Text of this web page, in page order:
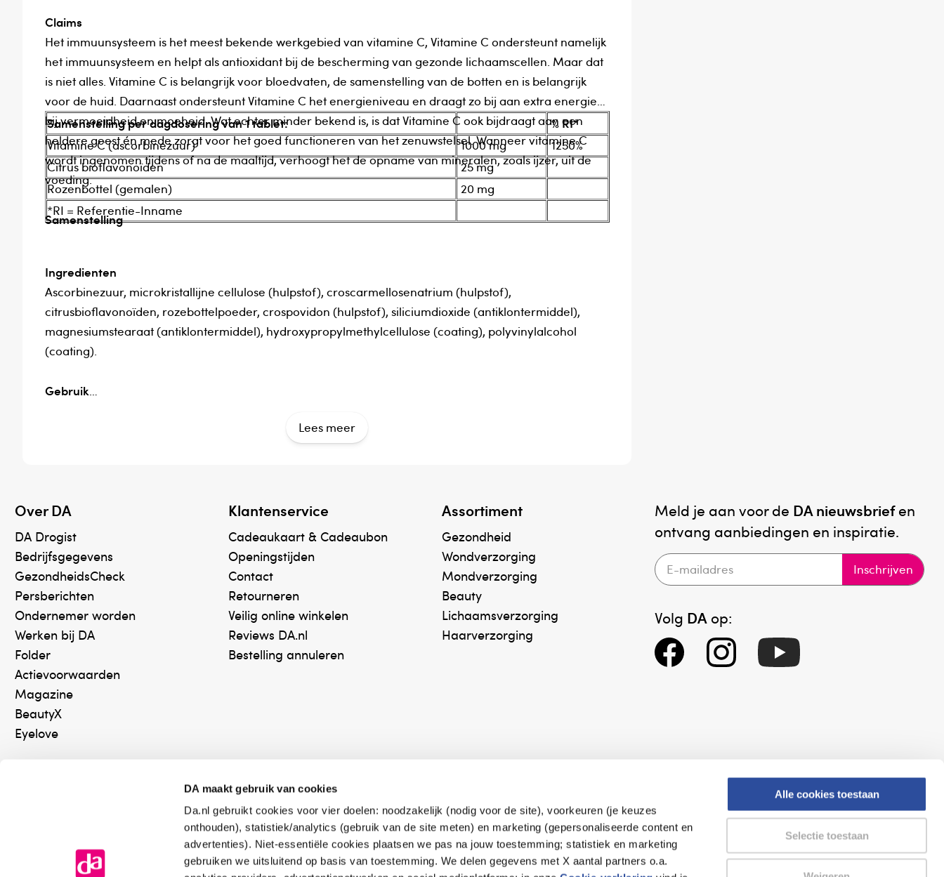
DA maakt gebruik van cookies
Da.nl gebruikt cookies voor vier doelen: noodzakelijk (nodig voor de site), voorkeuren (je keuzes
onthouden), statistiek/analytics (gebruik van de site meten) en marketing (gepersonaliseerde content en
advertenties). Niet-essentiële cookies plaatsen we pas na jouw toestemming; statistiek en marketing
gebruiken we uitsluitend op basis van toestemming. We delen gegevens met X aantal partners o.a.
Alle cookies toestaan
Selectie toestaan
Claims
Het immuunsysteem is het meest bekende werkgebied van vitamine C, Vitamine C ondersteunt namelijk
het immuunsysteem en helpt als antioxidant bij de bescherming van gezonde lichaamscellen. Maar dat
is niet alles. Vitamine C is belangrijk voor bloedvaten, de samenstelling van de botten en is belangrijk
voor de huid. Daarnaast ondersteunt Vitamine C het energieniveau en draagt zo bij aan extra energie
bij vermoeidheid en moeheid. Wat echter minder bekend is, is dat Vitamine C ook bijdraagt aan een
heldere geest én mede zorgt voor het goed functioneren van het zenuwstelsel. Wanneer vitamine C
wordt ingenomen tijdens of na de maaltijd, verhoogt het de opname van mineralen, zoals ijzer, uit de
voeding.
Samenstelling
Samenstelling per dagdosering van 1 tablet: % RI*
Vitamine C (ascorbinezuur) 1000 mg
1250%
Citrus bioflavonoïden
25 mg
Rozenbottel (gemalen)
20 mg
*RI = Referentie-Inname
Ingredienten
Ascorbinezuur, microkristallijne cellulose (hulpstof), croscarmellosenatrium (hulpstof),
citrusbioflavonoïden, rozebottelpoeder, crospovidon (hulpstof), siliciumdioxide (antiklontermiddel),
magnesiumstearaat (antiklontermiddel), hydroxypropylmethylcellulose (coating), polyvinylalcohol
(coating).
Gebruik
overgevoelig bent voor één van de bestanddelen.
Verantwoordelijk voor het in de handel brengen
Orthovitaal BV
Dit product is een voedingssupplement.
Aanbevolen dosering niet overschrijden.
Een gevarieerde, evenwichtige voeding en een gezonde levensstijl zijn belangrijk. Een
voedingssupplement is geen vervanging voor een gevarieerde voeding.
Buiten bereik van jonge kinderen houden.
Raadpleeg een deskundige alvorens supplementen te gebruiken in geval van zwangerschap, lactatie,
medicijngebruik en ziekte.
Lees meer
Over DA
DA Drogist
Bedrijfsgegevens
GezondheidsCheck
Persberichten
Ondernemer worden
Werken bij DA
Folder
Actievoorwaarden
Magazine
BeautyX
Eyelove
Klantenservice
Cadeaukaart & Cadeaubon
Openingstijden
Contact
Retourneren
Veilig online winkelen
Reviews DA.nl
Bestelling annuleren
Assortiment
Gezondheid
Wondverzorging
Mondverzorging
Beauty
Lichaamsverzorging
Haarverzorging
Meld je aan voor de DA nieuwsbriefen
ontvang aanbiedingen en inspiratie.
Inschrijven
Volg DA op:
Online aanbieder medicijnen
⁠Controleer welke medicijnen
onze webshop mag verkopen.
Keurmerk Zelfzorg Online
⁠Verantwoorde zorg, ⁠ook
online.
Winkelen met zekerheid
⁠Deze webshop is aangesloten
⁠bij Thuiswinkelwaarborg.
Altijd onze folder bij de hand
Check onze folders ⁠bij
AlleFolders.